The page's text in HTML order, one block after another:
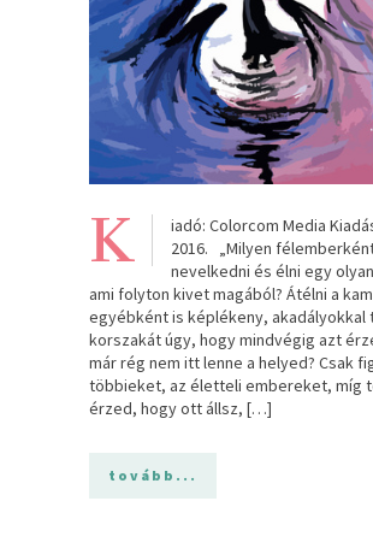
K
iadó: Colorcom Media
2016. „Milyen
nevelkedni és élni egy
ami folyton kivet magából? Átélni a
egyébként is képlékeny, akadályokkal
korszakát úgy, hogy mindvégig azt
már rég nem itt lenne a helyed? Csak
többieket, az életteli embereket, míg
érzed, hogy ott állsz, […]
tovább...